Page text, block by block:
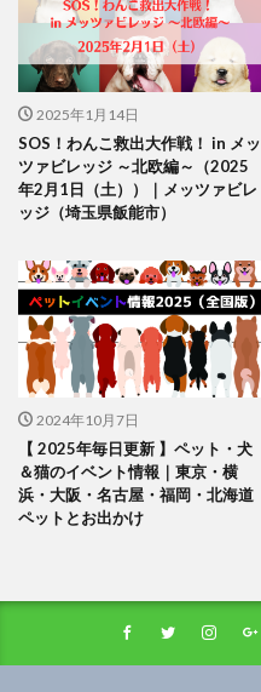
2025年1月14日
SOS！わんこ救出大作戦！ in メッ
ツァビレッジ ～北欧編～（2025
年2月1日（土））｜メッツァビレ
ッジ（埼玉県飯能市）
2024年10月7日
【 2025年毎日更新 】ペット・犬
＆猫のイベント情報｜東京・横
浜・大阪・名古屋・福岡・北海道
ペットとお出かけ